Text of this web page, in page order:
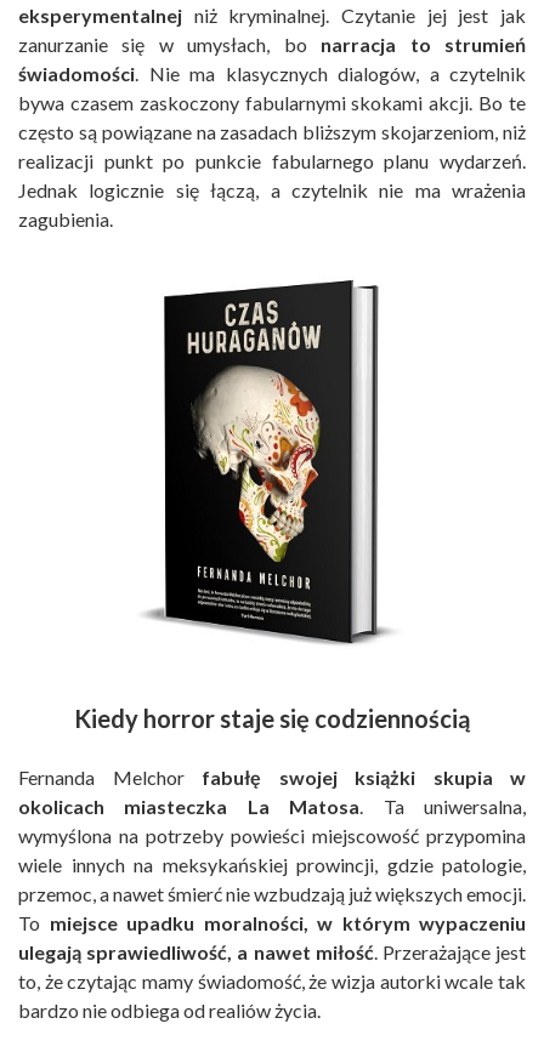
eksperymentalnej niż kryminalnej. Czytanie jej jest jak
zanurzanie się w umysłach, bo narracja to strumień
świadomości. Nie ma klasycznych dialogów, a czytelnik
bywa czasem zaskoczony fabularnymi skokami akcji. Bo te
często są powiązane na zasadach bliższym skojarzeniom, niż
realizacji punkt po punkcie fabularnego planu wydarzeń.
Jednak logicznie się łączą, a czytelnik nie ma wrażenia
zagubienia.
Kiedy horror staje się codziennością
Fernanda Melchor fabułę swojej książki skupia w
okolicach miasteczka La Matosa. Ta uniwersalna,
wymyślona na potrzeby powieści miejscowość przypomina
wiele innych na meksykańskiej prowincji, gdzie patologie,
przemoc, a nawet śmierć nie wzbudzają już większych emocji.
To miejsce upadku moralności, w którym wypaczeniu
ulegają sprawiedliwość, a nawet miłość. Przerażające jest
to, że czytając mamy świadomość, że wizja autorki wcale tak
bardzo nie odbiega od realiów życia.